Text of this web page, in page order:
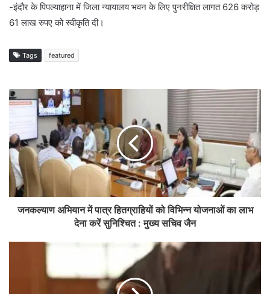
-इंदौर के पिपल्याहाना में जिला न्यायालय भवन के लिए पुनरीक्षित लागत 626 करोड़
61 लाख रुपए को स्वीकृति दी।
Tags featured
जनकल्याण अभियान में पात्र हितग्राहियों को विभिन्न योजनाओं का लाभ
देना करें सुनिश्चित : मुख्य सचिव जैन